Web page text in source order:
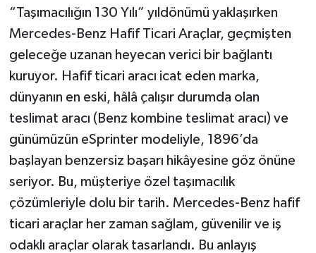
“Taşımacılığın 130 Yılı” yıldönümü yaklaşırken
Mercedes-Benz Hafif Ticari Araçlar, geçmişten
geleceğe uzanan heyecan verici bir bağlantı
kuruyor. Hafif ticari aracı icat eden marka,
dünyanın en eski, hâlâ çalışır durumda olan
teslimat aracı (Benz kombine teslimat aracı) ve
günümüzün eSprinter modeliyle, 1896’da
başlayan benzersiz başarı hikâyesine göz önüne
seriyor. Bu, müşteriye özel taşımacılık
çözümleriyle dolu bir tarih. Mercedes-Benz hafif
ticari araçlar her zaman sağlam, güvenilir ve iş
odaklı araçlar olarak tasarlandı. Bu anlayış